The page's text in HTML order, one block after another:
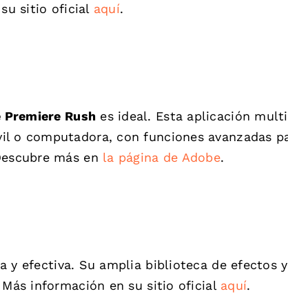
sitio oficial aquí.
Premiere Rush es ideal. Esta aplicación
o computadora, con funciones avanzadas
más en la página de Adobe.
y efectiva. Su amplia biblioteca de efectos
información en su sitio oficial aquí.